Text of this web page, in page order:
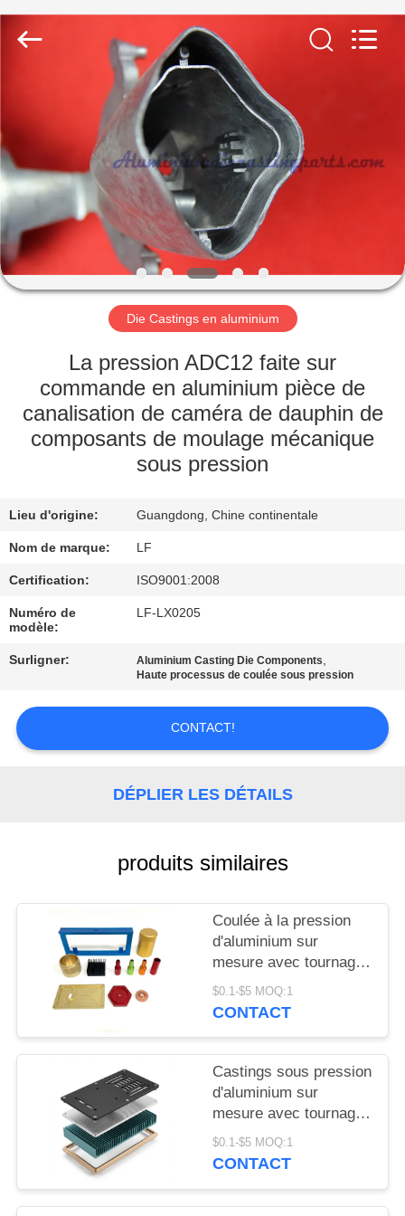
LA
MAISON
PRODUITS
VIDÉOS
PROPOS
NOUS
L'USINE
CONTRÔLE
DE
LA
NOUS
UN DEVIS
PLAN
POLICY
Industrial
Co.,Limited.
Die Castings en aluminium
La pression ADC12 faite sur
commande en aluminium pièce de
canalisation de caméra de dauphin de
composants de moulage mécanique
sous pression
Lieu d'origine: Guangdong, Chine continentale
Nom de marque: LF
Certification: ISO9001:2008
Numéro de
modèle:
LF-LX0205
Surligner: Aluminium Casting Die Components,
Haute processus de coulée sous pression
CONTACT!
DÉPLIER LES DÉTAILS
produits similaires
Coulée à la pression
d'aluminium sur
mesure avec tournage
par fraisage CNC et
usinage détaillé pour la
précision
$0.1-$5 MOQ:1
CONTACT
Castings sous pression
d'aluminium sur
mesure avec tournage
par fraisage CNC et
usinage détaillé
$0.1-$5 MOQ:1
CONTACT